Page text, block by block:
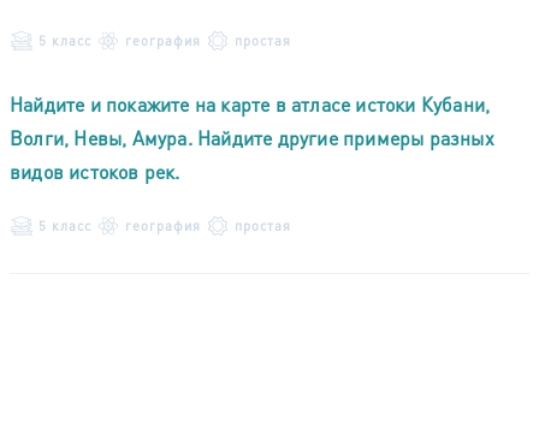
5 класс география простая
Найдите и покажите на карте в атласе истоки Кубани,
Волги, Невы, Амура. Найдите другие примеры разных
видов истоков рек.
5 класс география простая